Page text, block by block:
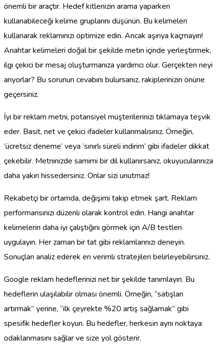
önemli bir araçtır. Hedef kitlenizin arama yaparken
kullanabileceği kelime gruplarını düşünün. Bu kelimeleri
kullanarak reklamınızı optimize edin. Ancak aşırıya kaçmayın!
Anahtar kelimeleri doğal bir şekilde metin içinde yerleştirmek,
ilgi çekici bir mesaj oluşturmanıza yardımcı olur. Gerçekten neyi
arıyorlar? Bu sorunun cevabını bulursanız, rakiplerinizin önüne
geçersiniz.
İyi bir reklam metni, potansiyel müşterilerinizi tıklamaya teşvik
eder. Basit, net ve çekici ifadeler kullanmalısınız. Örneğin,
‘ücretsiz deneme’ veya ‘sınırlı süreli indirim’ gibi ifadeler dikkat
çekebilir. Metninizde samimi bir dil kullanırsanız, okuyucularınıza
daha yakın hissedersiniz. Onlar sizi unutmaz!
Rekabetçi bir ortamda, değişimi takip etmek şart. Reklam
performansınızı düzenli olarak kontrol edin. Hangi anahtar
kelimelerin daha iyi çalıştığını görmek için A/B testleri
uygulayın. Her zaman bir tat gibi reklamlarınızı deneyin.
Sonuçları analiz ederek en verimli stratejileri belirleyebilirsiniz.
Google reklam hedeflerinizi net bir şekilde tanımlayın. Bu
hedeflerin ulaşılabilir olması önemli. Örneğin, “satışları
artırmak” yerine, “ilk çeyrekte %20 artış sağlamak” gibi
spesifik hedefler koyun. Bu hedefler, herkesin aynı noktaya
odaklanmasını sağlar ve size yol gösterir.